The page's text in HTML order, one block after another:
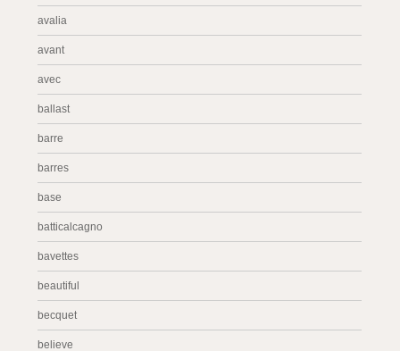
avalia
avant
avec
ballast
barre
barres
base
batticalcagno
bavettes
beautiful
becquet
believe